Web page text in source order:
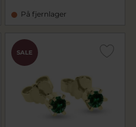
På fjernlager
SALE